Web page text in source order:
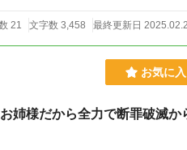
21 文字数 3,458 最終更新日
お気に
姉様だから全力で断罪破滅か